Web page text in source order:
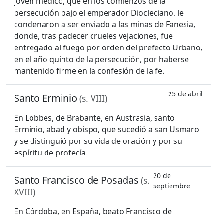
persecución bajo el emperador Diocleciano, le
condenaron a ser enviado a las minas de Fanesia,
donde, tras padecer crueles vejaciones, fue
entregado al fuego por orden del prefecto Urbano,
en el año quinto de la persecución, por haberse
mantenido firme en la confesión de la fe.
Santo Erminio (s. VIII) 25 de abril
En Lobbes, de Brabante, en Austrasia, santo
Erminio, abad y obispo, que sucedió a san Usmaro
y se distinguió por su vida de oración y por su
espíritu de profecía.
Santo Francisco de Posadas (s.
XVIII)
20 de
septiembre
En Córdoba, en España, beato Francisco de